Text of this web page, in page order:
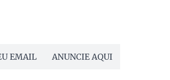
EMAIL ANUNCIE AQUI